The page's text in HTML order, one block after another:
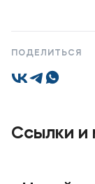
+7 (800) 200-80-
Полезное
ПОДЕЛИТЬСЯ
Ссылки и